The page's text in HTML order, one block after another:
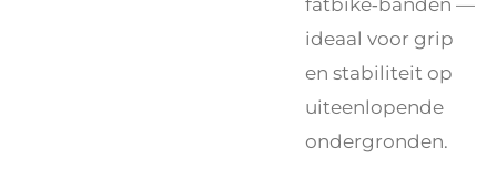
ideaal voor grip
en stabiliteit op
uiteenlopende
ondergronden.